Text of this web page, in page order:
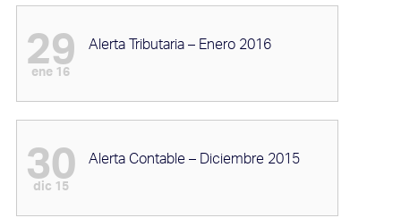
29
ene 16
Alerta Tributaria – Enero 2016
30
dic 15
Alerta Contable – Diciembre 2015